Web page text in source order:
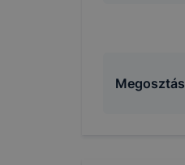
Megosztás